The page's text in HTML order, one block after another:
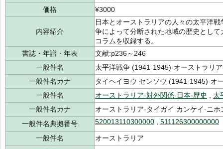
価格
¥3000
内容紹介
日本とオーストラリアの人々の太平洋
争によって分断された地域の歴史とし
コラムを収録する。
書誌・年譜・年表
文献:p236～246
一般件名
太平洋戦争 (1941-1945)-オーストラリ
一般件名カナ
タイヘイヨウ センソウ (1941-1945)-オ
一般件名
オーストラリア-対外関係-日本-歴史
太
一般件名カナ
オーストラリア-タイガイ カンケイ-ニ
一般件名典拠番号
520013110300000 511126300000000
一般件名
オーストラリア